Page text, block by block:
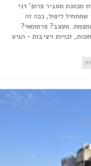
מכוונת מסביר פרופ' דני
שמתחיל ליפול, ככה זה
מעצב? פרסומאי?
זכויות ויציבות - הגיע